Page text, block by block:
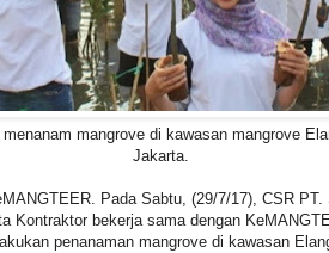
mangrove di kawasan mangrove
Jakarta.
Pada Sabtu, (29/7/17), CSR PT.
Kontraktor bekerja sama dengan
penanaman mangrove di kawasan